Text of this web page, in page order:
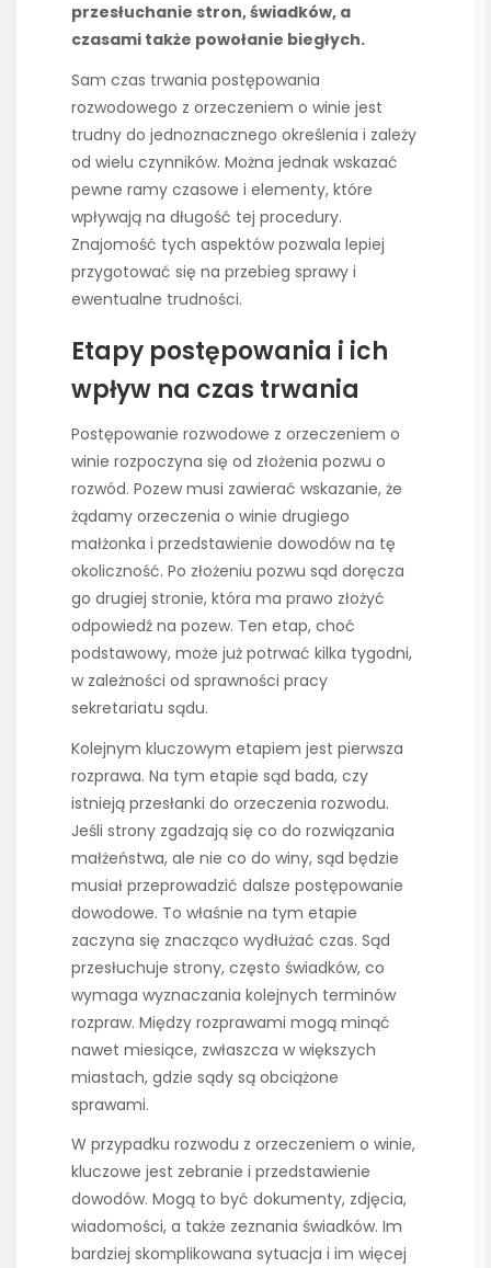
przesłuchanie stron, świadków, a
czasami także powołanie biegłych.
Sam czas trwania postępowania
rozwodowego z orzeczeniem o winie jest
trudny do jednoznacznego określenia i zależy
od wielu czynników. Można jednak wskazać
pewne ramy czasowe i elementy, które
wpływają na długość tej procedury.
Znajomość tych aspektów pozwala lepiej
przygotować się na przebieg sprawy i
ewentualne trudności.
Etapy postępowania i ich
wpływ na czas trwania
Postępowanie rozwodowe z orzeczeniem o
winie rozpoczyna się od złożenia pozwu o
rozwód. Pozew musi zawierać wskazanie, że
żądamy orzeczenia o winie drugiego
małżonka i przedstawienie dowodów na tę
okoliczność. Po złożeniu pozwu sąd doręcza
go drugiej stronie, która ma prawo złożyć
odpowiedź na pozew. Ten etap, choć
podstawowy, może już potrwać kilka tygodni,
w zależności od sprawności pracy
sekretariatu sądu.
Kolejnym kluczowym etapiem jest pierwsza
rozprawa. Na tym etapie sąd bada, czy
istnieją przesłanki do orzeczenia rozwodu.
Jeśli strony zgadzają się co do rozwiązania
małżeństwa, ale nie co do winy, sąd będzie
musiał przeprowadzić dalsze postępowanie
dowodowe. To właśnie na tym etapie
zaczyna się znacząco wydłużać czas. Sąd
przesłuchuje strony, często świadków, co
wymaga wyznaczania kolejnych terminów
rozpraw. Między rozprawami mogą minąć
nawet miesiące, zwłaszcza w większych
miastach, gdzie sądy są obciążone
sprawami.
W przypadku rozwodu z orzeczeniem o winie,
kluczowe jest zebranie i przedstawienie
dowodów. Mogą to być dokumenty, zdjęcia,
wiadomości, a także zeznania świadków. Im
bardziej skomplikowana sytuacja i im więcej